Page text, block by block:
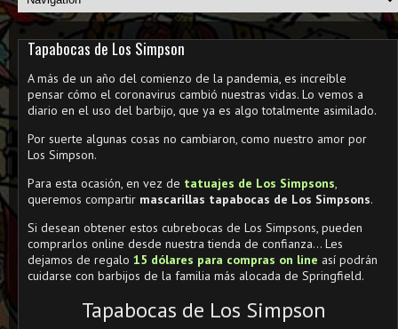
Tapabocas de Los Simpson
A más de un año del comienzo de la pandemia, es increíble
pensar cómo el coronavirus cambió nuestras vidas. Lo vemos a
diario en el uso del barbijo, que ya es algo totalmente asimilado.
Por suerte algunas cosas no cambiaron, como nuestro amor por
Los Simpson.
Para esta ocasión, en vez de tatuajes de Los Simpsons,
queremos compartir mascarillas tapabocas de Los Simpsons.
Si desean obtener estos cubrebocas de Los Simpsons, pueden
comprarlos online desde nuestra tienda de confianza... Les
dejamos de regalo 15 dólares para compras on line así podrán
cuidarse con barbijos de la familia más alocada de Springfield.
Tapabocas de Los Simpson